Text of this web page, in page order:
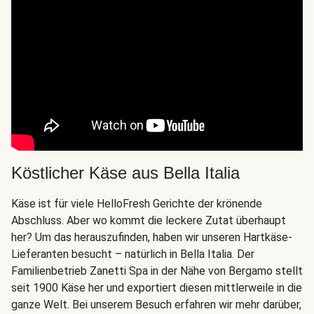
Köstlicher Käse aus Bella Italia
Käse ist für viele HelloFresh Gerichte der krönende
Abschluss. Aber wo kommt die leckere Zutat überhaupt
her? Um das herauszufinden, haben wir unseren Hartkäse-
Lieferanten besucht – natürlich in Bella Italia. Der
Familienbetrieb Zanetti Spa in der Nähe von Bergamo stellt
seit 1900 Käse her und exportiert diesen mittlerweile in die
ganze Welt. Bei unserem Besuch erfahren wir mehr darüber,